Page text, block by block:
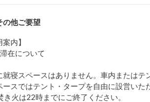
の他ご要望
案内】
在について
就寝スペースはありません。車内またはテ
ースではテント・タープを自由に設営いた
き火は22時までにご終了ください。